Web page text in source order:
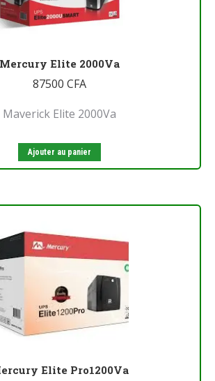
Mercury Elite 2000Va
87500 CFA
Maverick Elite 2000Va
Ajouter au panier
Elite Pro1200Va